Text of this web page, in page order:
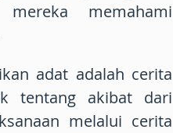
memahami
adat adalah cerita
tentang akibat dari
melalui cerita